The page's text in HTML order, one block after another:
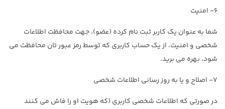
۶- امنیت
شما به عنوان یک کاربر ثبت نام کرده (عضو)، جهت محافظت اطلاعات
شخصی و امنیت، از یک حساب کاربری که توسط رمز عبور تان محافظت می
شود، بهره می برید.
۷- اصلاح و یا به روز رسانی اطلاعات شخصی
در صورتی که اطلاعات شخصی کاربری (که هویت او را فاش می کنند